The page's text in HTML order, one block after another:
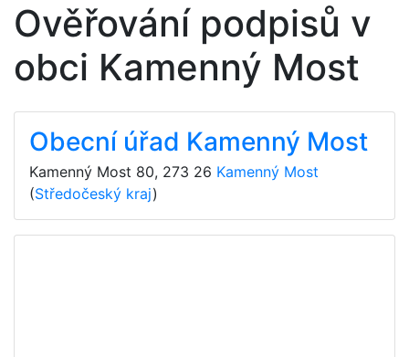
Ověřování podpisů v
obci Kamenný Most
Obecní úřad Kamenný Most
Kamenný Most 80, 273 26 Kamenný Most
(Středočeský kraj)